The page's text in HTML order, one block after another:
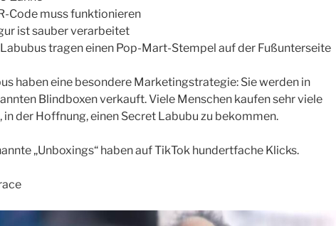
Code muss funktionieren
ist sauber verarbeitet
tragen einen Pop-Mart-Stempel auf der Fußunterseite
haben eine besondere Marketingstrategie: Sie werden in
Blindboxen verkauft. Viele Menschen kaufen sehr viele
in der Hoffnung, einen Secret Labubu zu bekommen.
„Unboxings“ haben auf TikTok hundertfache Klicks.